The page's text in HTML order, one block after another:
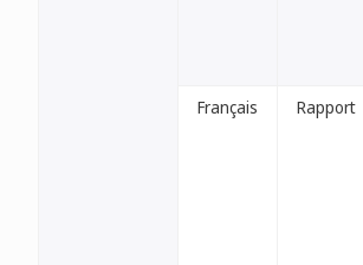
Français Rapport